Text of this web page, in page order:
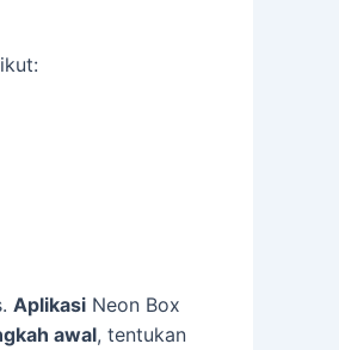
Aplikasi Neon Box
awal, tentukan